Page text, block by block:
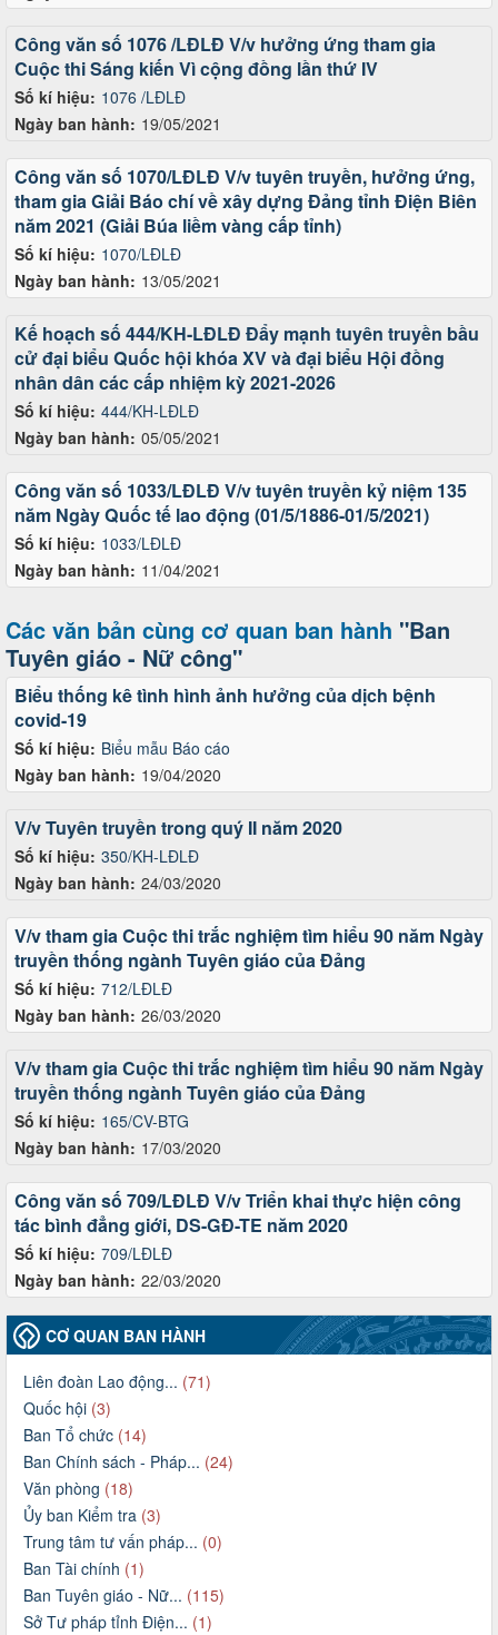
Số kí hiệu: 1076 /LĐLĐ
Ngày ban hành: 19/05/2021
Công văn số 1076 /LĐLĐ V/v hưởng ứng tham gia
Cuộc thi Sáng kiến Vì cộng đồng lần thứ IV
Số kí hiệu: 1070/LĐLĐ
Ngày ban hành: 13/05/2021
Công văn số 1070/LĐLĐ V/v tuyên truyền, hưởng ứng,
tham gia Giải Báo chí về xây dựng Đảng tỉnh Điện Biên
năm 2021 (Giải Búa liềm vàng cấp tỉnh)
Số kí hiệu: 444/KH-LĐLĐ
Ngày ban hành: 05/05/2021
Kế hoạch số 444/KH-LĐLĐ Đẩy mạnh tuyên truyền bầu
cử đại biểu Quốc hội khóa XV và đại biểu Hội đồng
nhân dân các cấp nhiệm kỳ 2021-2026
Số kí hiệu: 1033/LĐLĐ
Ngày ban hành: 11/04/2021
Công văn số 1033/LĐLĐ V/v tuyên truyền kỷ niệm 135
năm Ngày Quốc tế lao động (01/5/1886-01/5/2021)
Các văn bản cùng cơ quan ban hành "Ban
Tuyên giáo - Nữ công"
Số kí hiệu: Biểu mẫu Báo cáo
Ngày ban hành: 19/04/2020
Biểu thống kê tình hình ảnh hưởng của dịch bệnh
covid-19
Số kí hiệu: 350/KH-LĐLĐ
Ngày ban hành: 24/03/2020
V/v Tuyên truyền trong quý II năm 2020
Số kí hiệu: 712/LĐLĐ
Ngày ban hành: 26/03/2020
V/v tham gia Cuộc thi trắc nghiệm tìm hiểu 90 năm Ngày
truyền thống ngành Tuyên giáo của Đảng
Số kí hiệu: 165/CV-BTG
Ngày ban hành: 17/03/2020
V/v tham gia Cuộc thi trắc nghiệm tìm hiểu 90 năm Ngày
truyền thống ngành Tuyên giáo của Đảng
Số kí hiệu: 709/LĐLĐ
Ngày ban hành: 22/03/2020
Công văn số 709/LĐLĐ V/v Triển khai thực hiện công
tác bình đẳng giới, DS-GĐ-TE năm 2020
CƠ QUAN BAN HÀNH
Liên đoàn Lao động... (71)
Quốc hội (3)
Ban Tổ chức (14)
Ban Chính sách - Pháp... (24)
Văn phòng (18)
Ủy ban Kiểm tra (3)
Trung tâm tư vấn pháp... (0)
Ban Tài chính (1)
Ban Tuyên giáo - Nữ... (115)
Sở Tư pháp tỉnh Điện... (1)